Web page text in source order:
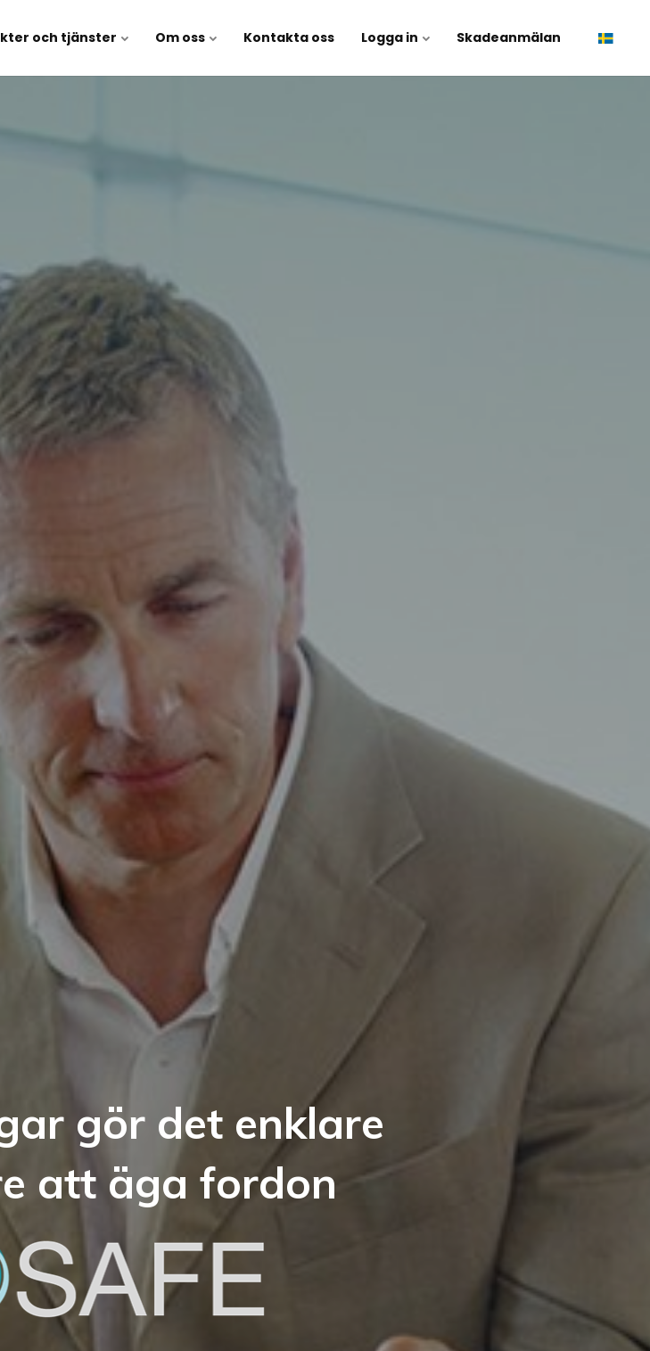
och tjänster Om oss Kontakta oss Logga in Skadeanmälan
gör det enklare
att äga fordon